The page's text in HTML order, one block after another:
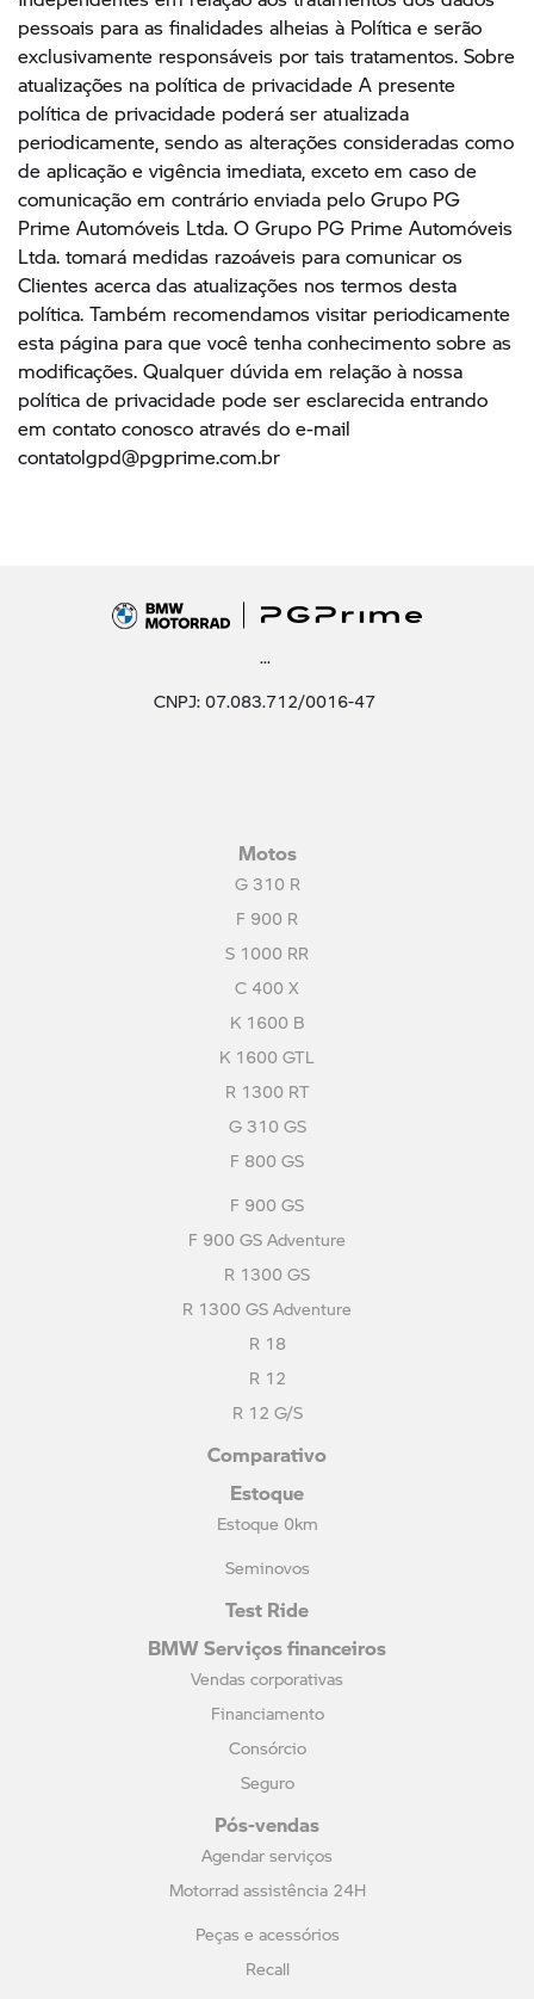
...
CNPJ: 07.083.712/0016-47
Motos
G 310 R
F 900 R
S 1000 RR
C 400 X
K 1600 B
K 1600 GTL
R 1300 RT
G 310 GS
F 800 GS
F 900 GS
F 900 GS Adventure
R 1300 GS
R 1300 GS Adventure
R 18
R 12
R 12 G/S
Comparativo
Estoque
Estoque 0km
Seminovos
Test Ride
BMW Serviços financeiros
Vendas corporativas
Financiamento
Consórcio
Seguro
Pós-vendas
Agendar serviços
Motorrad assistência 24H
Peças e acessórios
Recall